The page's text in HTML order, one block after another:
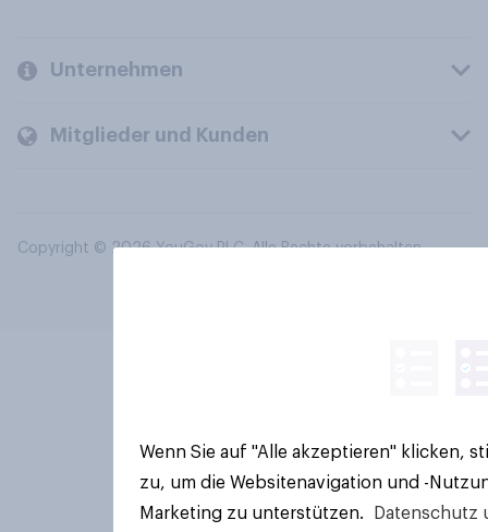
Unternehmen
Mitglieder und Kunden
Copyright © 2026 YouGov PLC. Alle Rechte vorbehalten.
Wenn Sie auf "Alle akzeptieren" klicken,
zu, um die Websitenavigation und -
Marketing zu unterstützen.
Datenschutz